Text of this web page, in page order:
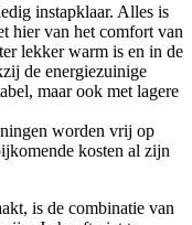
instapklaar. Alles is
hier van het comfort van
lekker warm is en in de
de energiezuinige
maar ook met lagere
worden vrij op
kosten al zijn
is de combinatie van